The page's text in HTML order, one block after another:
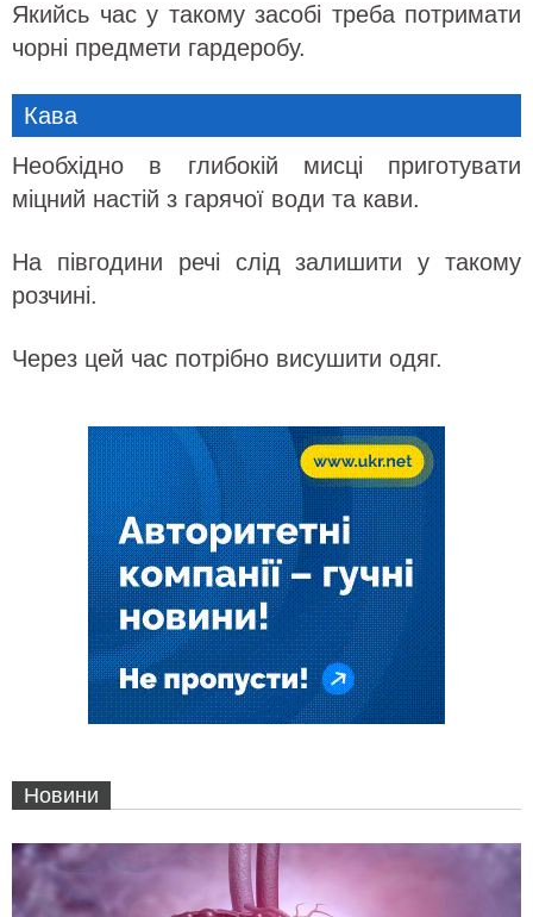
Якийсь час у такому засобі треба потримати
чорні предмети гардеробу.
Кава
Необхідно в глибокій мисці приготувати
міцний настій з гарячої води та кави.
На півгодини речі слід залишити у такому
розчині.
Через цей час потрібно висушити одяг.
Новини